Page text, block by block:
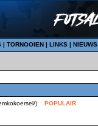
| TORNOOIEN | LINKS | NIEUWS
) POPULAIR